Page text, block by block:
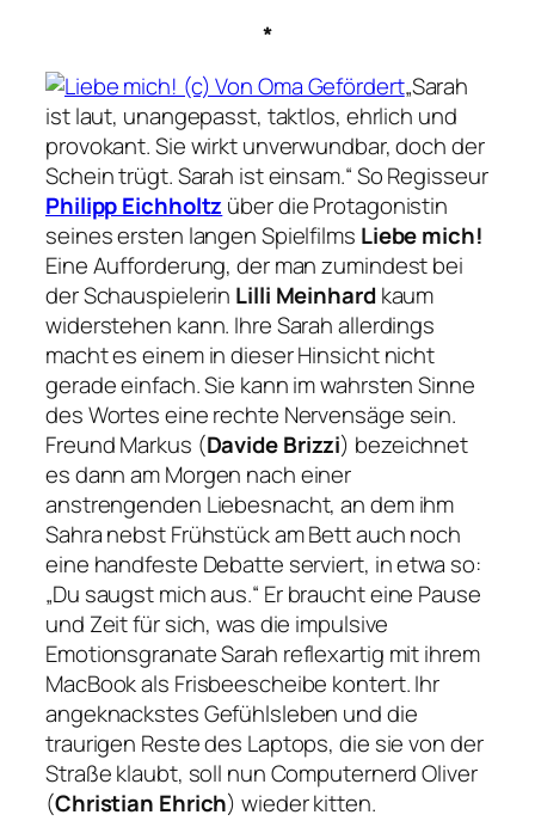
*
„Sarah
ist laut, unangepasst, taktlos, ehrlich und
provokant. Sie wirkt unverwundbar, doch der
Schein trügt. Sarah ist einsam.“So Regisseur
Philipp Eichholtz über die Protagonistin
seines ersten langen Spielfilms Liebe mich!
Eine Aufforderung, der man zumindest bei
der Schauspielerin Lilli Meinhardkaum
widerstehen kann. Ihre Sarah allerdings
macht es einem in dieser Hinsicht nicht
gerade einfach. Sie kann im wahrsten Sinne
des Wortes eine rechte Nervensäge sein.
Freund Markus (Davide Brizzi) bezeichnet
es dann am Morgen nach einer
anstrengenden Liebesnacht, an dem ihm
Sahra nebst Frühstück am Bett auch noch
eine handfeste Debatte serviert, in etwa so:
„Du saugst mich aus.“ Er braucht eine Pause
und Zeit für sich, was die impulsive
Emotionsgranate Sarah reflexartig mit ihrem
MacBook als Frisbeescheibe kontert. Ihr
angeknackstes Gefühlsleben und die
traurigen Reste des Laptops, die sie von der
Straße klaubt, soll nun Computernerd Oliver
(Christian Ehrich) wieder kitten.